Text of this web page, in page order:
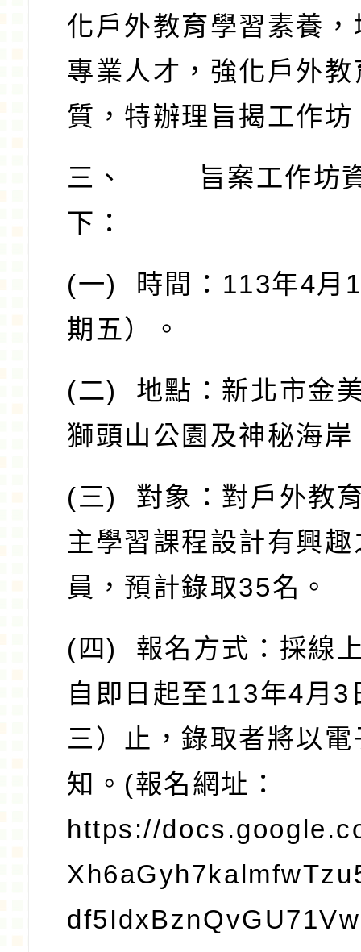
化戶外教育學習素養
專業人才，強化戶外
質，特辦理旨揭工作坊
三、
旨案工作坊
下：
(一) 時間： 113年4月
期五）。
(二) 地點：新北市金
獅頭山公園及神秘海岸
(三) 對象：對戶外教
主學習課程設計有興
員，預計錄取35名。
( 四) 報名方式：採線
自即日起至113年4月 3
三）止，錄取者將以
知。 (報名網址：
https://